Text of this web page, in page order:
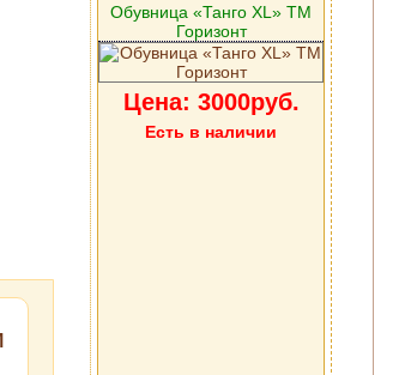
Обувница «Танго XL» ТМ
Горизонт
Цена: 3000руб.
Есть в наличии